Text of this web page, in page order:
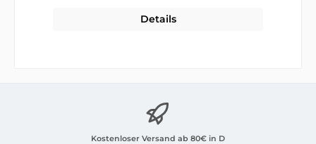
Details
Kostenloser Versand ab 80€ in D